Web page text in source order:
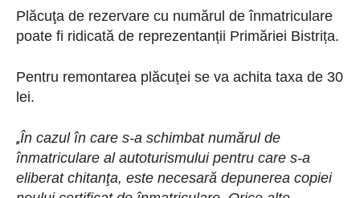
Plăcuţa de rezervare cu numărul de înmatriculare
poate fi ridicată de reprezentanții Primăriei Bistrița.
Pentru remontarea plăcuței se va achita taxa de 30
lei.
„În cazul în care s-a schimbat numărul de
înmatriculare al autoturismului pentru care s-a
eliberat chitanţa, este necesară depunerea copiei